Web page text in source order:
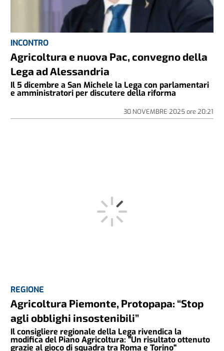
INCONTRO
Agricoltura e nuova Pac, convegno della
Lega ad Alessandria
Il 5 dicembre a San Michele la Lega con parlamentari
e amministratori per discutere della riforma
30 NOVEMBRE 2025ore 20:21
REGIONE
Agricoltura Piemonte, Protopapa: “Stop
agli obblighi insostenibili”
Il consigliere regionale della Lega rivendica la
modifica del Piano Agricoltura: "Un risultato ottenuto
grazie al gioco di squadra tra Roma e Torino"